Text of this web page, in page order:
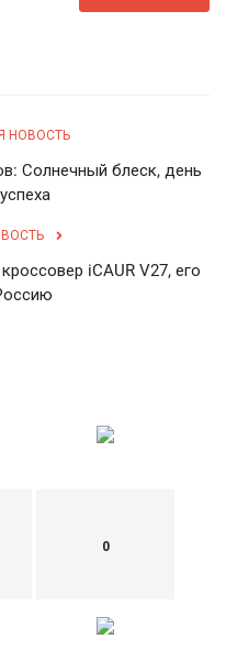
НОВОСТЬ
Солнечный блеск, день
iCAUR V27, его
0